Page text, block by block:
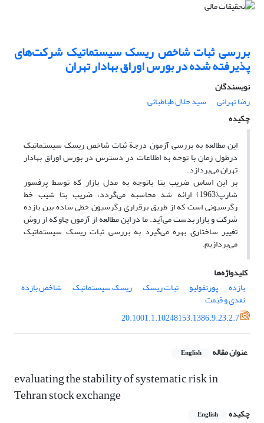
بررسی ثبات شاخص ریسک سیستماتیک شرکت‌های
پذیرفته شده در بورس اوراق بهادار تهران
نویسندگان
رضا تهرانی
سید جلال طباطبائی
چکیده
این مطالعه به بررسی آزمون درجة ثبات شاخص ریسک سیستماتیک
درطول زمان با توجه به اطلاعات در دسترس در بورس اوراق بهادار
تهران می‌پردازد.
بر این اساس ضریب بتا باتوجه به مدل بازار که توسط پرفسور
شارپ(1963) ارائه شد محاسبه می‌گردد، ضریب بتا شیب خط
رگرسیونی است که از طریق برقراری رگرسیون خطی ساده بین بازده
شرکت و بازار بدست می‌آید. ما در این مطالعه از آزمون چاو که از روش
تغییر ساختاری بهره می‌گیرد به بررسی ثبات ریسک سیستماتیک
می‌پردازیم.
کلیدواژه‌ها
بازده
پورتفولیو ثبات ریسک ریسک سیستماتیک شاخص بازده
نقدی و قیمت
20.1001.1.10248153.1386.9.23.2.7
عنوان مقاله English
evaluating the stability of systematic risk in
Tehran stock exchange
چکیده English